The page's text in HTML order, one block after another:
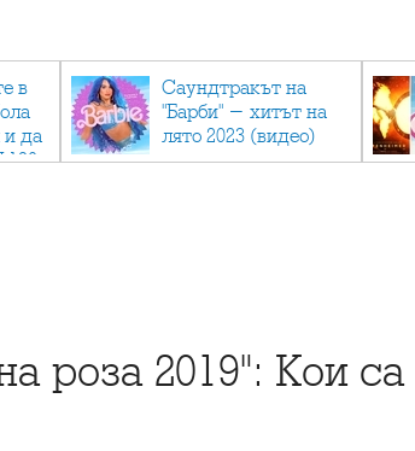
в
и да
120
Саундтракът на
"Барби" - хитът на
лято 2023 (видео)
роза 2019": Кои